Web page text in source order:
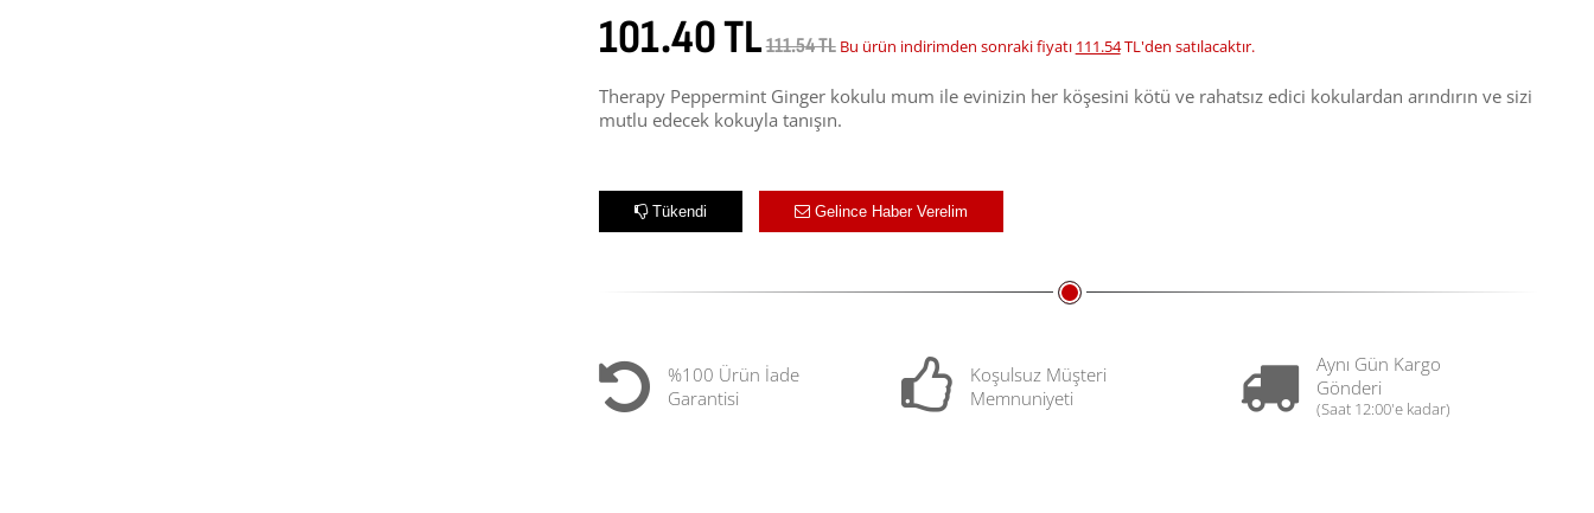
101.40 TL111.54 TL Bu ürün indirimden sonraki fiyatı 111.54TL'den satılacaktır.
Therapy Peppermint Ginger kokulu mum ile evinizin her köşesini kötü ve rahatsız edici kokulardan arındırın ve sizi
mutlu edecek kokuyla tanışın.
Tükendi Gelince Haber Verelim
%100 Ürün İade
Garantisi
Koşulsuz Müşteri
Memnuniyeti
Aynı Gün Kargo
Gönderi
(Saat 12:00'e kadar)